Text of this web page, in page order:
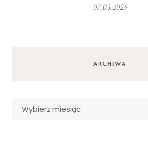
07.03.2025
ARCHIWA